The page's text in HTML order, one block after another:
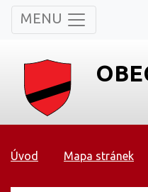
MENU
Úvod Mapa stránek